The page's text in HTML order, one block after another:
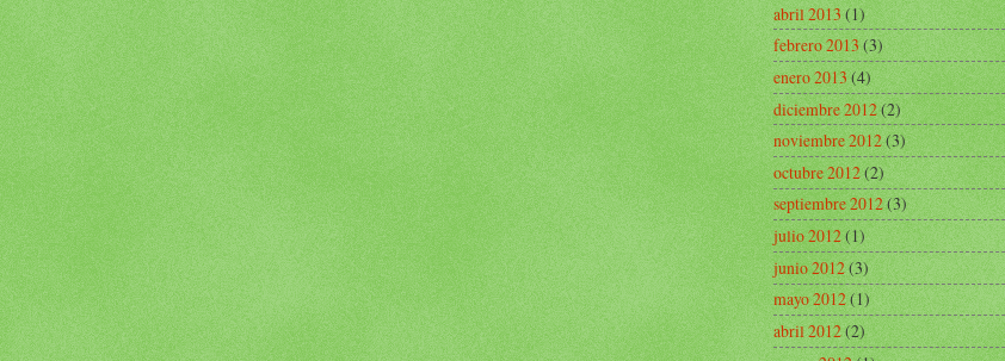
abril 2013(1)
febrero 2013(3)
enero 2013(4)
diciembre 2012(2)
noviembre 2012(3)
octubre 2012(2)
septiembre 2012(3)
julio 2012(1)
junio 2012(3)
mayo 2012(1)
abril 2012(2)